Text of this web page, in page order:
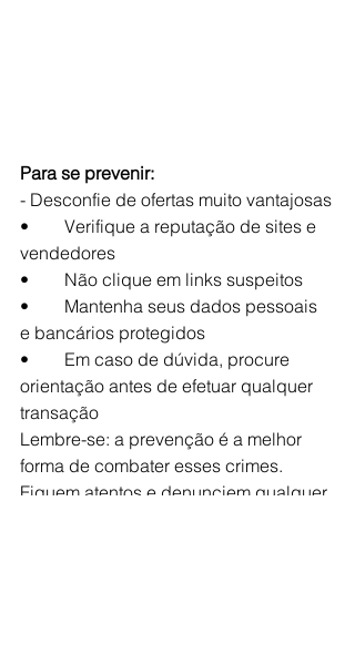
Para se prevenir:
- Desconfie de ofertas muito vantajosas
•	Verifique a reputação de sites e
vendedores
•	Não clique em links suspeitos
•	Mantenha seus dados pessoais
e bancários protegidos
•	Em caso de dúvida, procure
orientação antes de efetuar qualquer
transação
Lembre-se: a prevenção é a melhor
forma de combater esses crimes.
Fiquem atentos e denunciem qualquer